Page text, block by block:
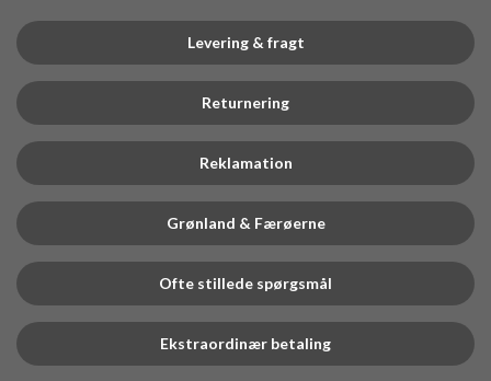
Levering & fragt
Returnering
Reklamation
Grønland & Færøerne
Ofte stillede spørgsmål
Ekstraordinær betaling